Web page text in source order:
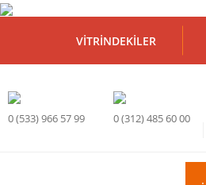
VITRINDEKILER
0 (533) 966 57 99 0 (312) 485 60 00